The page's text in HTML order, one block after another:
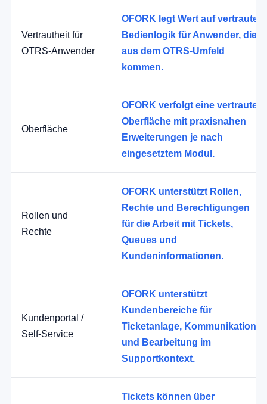
Vertrautheit für
OTRS-Anwender
OFORK legt Wert auf vertraute
Bedienlogik für Anwender, die
aus dem OTRS-Umfeld
kommen.
Oberfläche
OFORK verfolgt eine vertraute
Oberfläche mit praxisnahen
Erweiterungen je nach
eingesetztem Modul.
Rollen und
Rechte
OFORK unterstützt Rollen,
Rechte und Berechtigungen
für die Arbeit mit Tickets,
Queues und
Kundeninformationen.
Kundenportal /
Self-Service
OFORK unterstützt
Kundenbereiche für
Ticketanlage, Kommunikation
und Bearbeitung im
Supportkontext.
Tickets können über